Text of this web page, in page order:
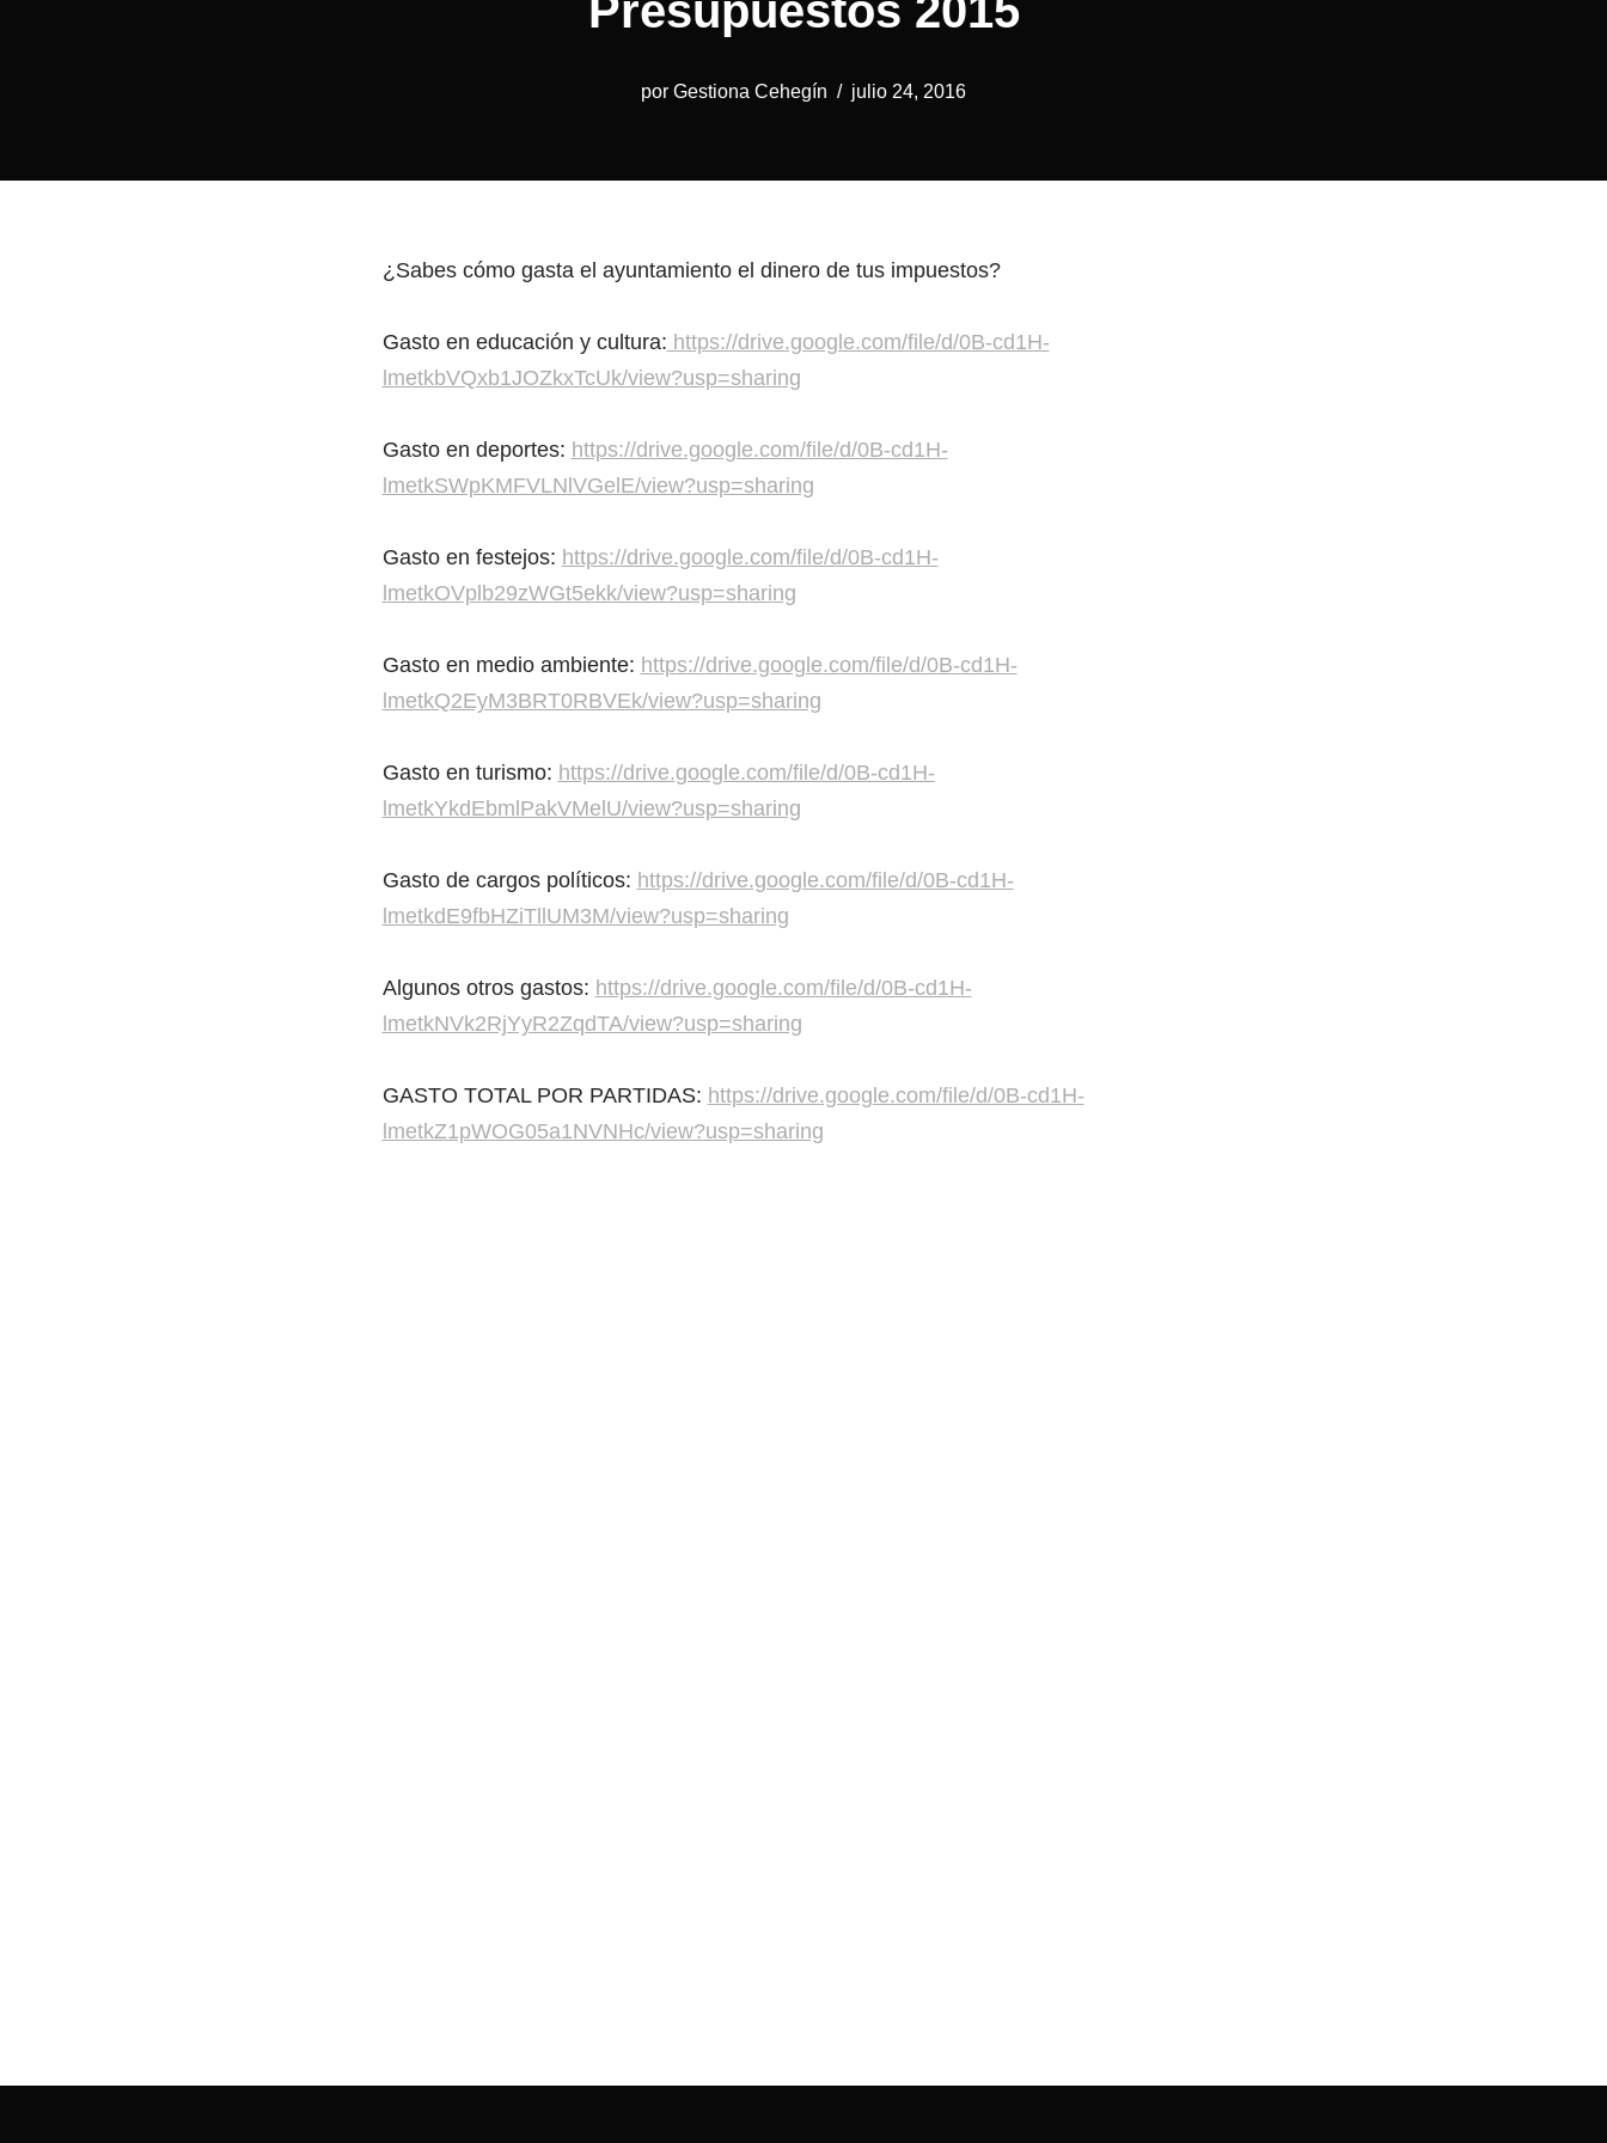
Presupuestos 2015
por Gestiona Cehegín julio 24, 2016
¿Sabes cómo gasta el ayuntamiento el dinero de tus impuestos?
Gasto en educación y cultura: https://drive.google.com/file/d/0B-cd1H-
lmetkbVQxb1JOZkxTcUk/view?usp=sharing
Gasto en deportes: https://drive.google.com/file/d/0B-cd1H-
lmetkSWpKMFVLNlVGelE/view?usp=sharing
Gasto en festejos: https://drive.google.com/file/d/0B-cd1H-
lmetkOVplb29zWGt5ekk/view?usp=sharing
Gasto en medio ambiente: https://drive.google.com/file/d/0B-cd1H-
lmetkQ2EyM3BRT0RBVEk/view?usp=sharing
Gasto en turismo: https://drive.google.com/file/d/0B-cd1H-
lmetkYkdEbmlPakVMelU/view?usp=sharing
Gasto de cargos políticos: https://drive.google.com/file/d/0B-cd1H-
lmetkdE9fbHZiTllUM3M/view?usp=sharing
Algunos otros gastos: https://drive.google.com/file/d/0B-cd1H-
lmetkNVk2RjYyR2ZqdTA/view?usp=sharing
GASTO TOTAL POR PARTIDAS: https://drive.google.com/file/d/0B-cd1H-
lmetkZ1pWOG05a1NVNHc/view?usp=sharing